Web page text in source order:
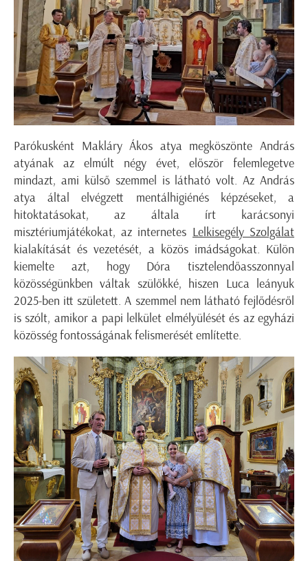
Parókusként Makláry Ákos atya megköszönte András
atyának az elmúlt négy évet, először felemlegetve
mindazt, ami külső szemmel is látható volt. Az András
atya által elvégzett mentálhigiénés képzéseket, a
hitoktatásokat, az általa írt karácsonyi
misztériumjátékokat, az internetes Lelkisegély Szolgálat
kialakítását és vezetését, a közös imádságokat. Külön
kiemelte azt, hogy Dóra tisztelendőasszonnyal
közösségünkben váltak szülőkké, hiszen Luca leányuk
2025-ben itt született. A szemmel nem látható fejlődésről
is szólt, amikor a papi lelkület elmélyülését és az egyházi
közösség fontosságának felismerését említette.